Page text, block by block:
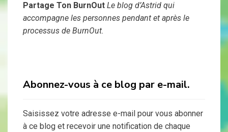
Partage Ton BurnOut Le blog d’Astrid qui
accompagne les personnes pendant et après le
processus de BurnOut.
Abonnez-vous à ce blog par e-mail.
Saisissez votre adresse e-mail pour vous abonner
à ce blog et recevoir une notification de chaque